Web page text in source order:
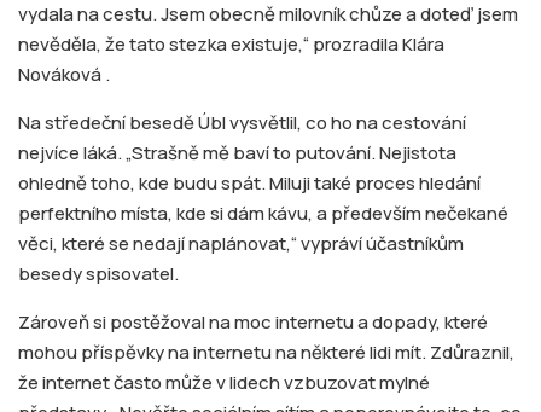
vydala na cestu. Jsem obecně milovník chůze a doteď jsem
nevěděla, že tato stezka existuje,“ prozradila Klára
Nováková .
Na středeční besedě Úbl vysvětlil, co ho na cestování
nejvíce láká.„Strašněmě baví to putování. Nejistota
ohledně toho, kde budu spát. Miluji také proces hledání
perfektního místa, kde si dám kávu, a především nečekané
věci, které se nedají naplánovat,“ vypráví účastníkům
besedy spisovatel.
Zároveň si postěžoval na moc internetu a dopady, které
mohou příspěvky na internetu na některé lidi mít. Zdůraznil,
že internet často může v lidech vzbuzovat mylné